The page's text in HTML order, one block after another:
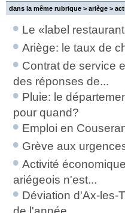
dans la même rubrique > ariège >
Le «label
Ariège: le taux de
Contrat de service
des réponses de...
Pluie: le
pour quand?
Emploi en
Grève aux
Activité
ariégeois n'est...
Déviation d'Ax-les-